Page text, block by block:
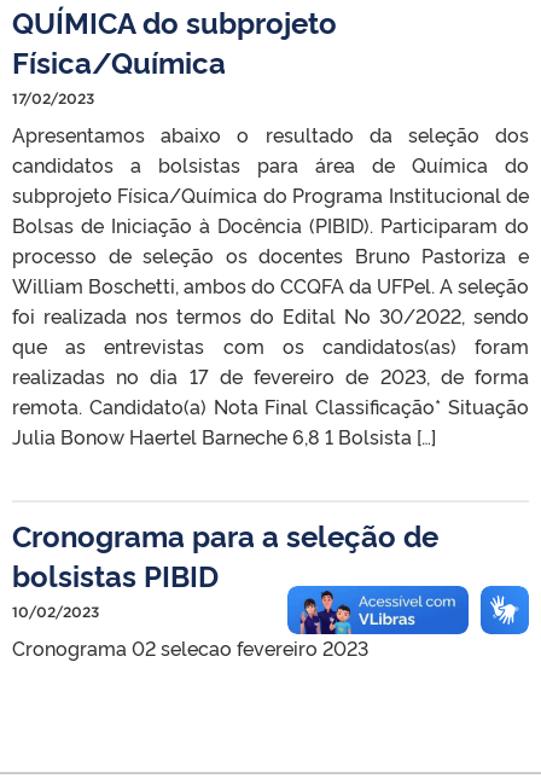
QUÍMICA do subprojeto
Física/Química
17/02/2023
Apresentamos abaixo o resultado da seleção dos
candidatos a bolsistas para área de Química do
subprojeto Física/Química do Programa Institucional de
Bolsas de Iniciação à Docência (PIBID). Participaram do
processo de seleção os docentes Bruno Pastoriza e
William Boschetti, ambos do CCQFA da UFPel. A seleção
foi realizada nos termos do Edital No 30/2022, sendo
que as entrevistas com os candidatos(as) foram
realizadas no dia 17 de fevereiro de 2023, de forma
remota. Candidato(a) Nota Final Classificação* Situação
Julia Bonow Haertel Barneche 6,8 1 Bolsista […]
Cronograma para a seleção de
bolsistas PIBID
10/02/2023
Cronograma 02 selecao fevereiro 2023